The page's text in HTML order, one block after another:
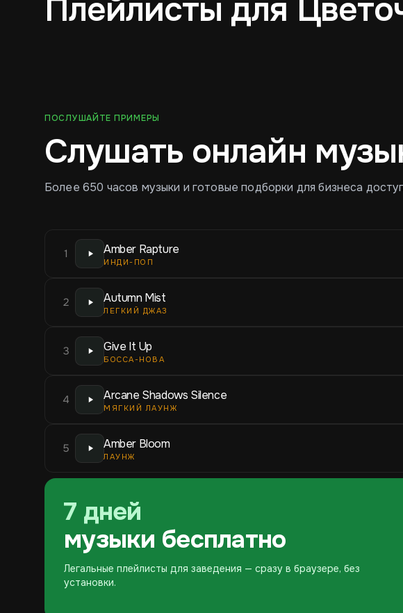
Плейлисты для
ПОСЛУШАЙТЕ ПРИМЕРЫ
Слушать онлайн
Более 650 часов музыки и готовые подборки для бизнеса
1 Amber Rapture
ИНДИ-ПОП
2 Autumn Mist
ЛЕГКИЙ ДЖАЗ
3 Give It Up
БОССА-НОВА
4 Arcane Shadows Silence
МЯГКИЙ ЛАУНЖ
5 Amber Bloom
ЛАУНЖ
7 дней
музыки бесплатно
Легальные плейлисты для заведения — сразу в браузере, без
установки.